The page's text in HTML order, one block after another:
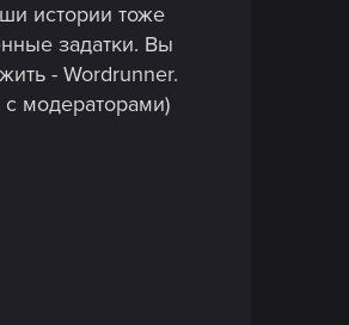
истории тоже
задатки. Вы
- Wordrunner.
модераторами)